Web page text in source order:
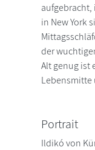
aufgebracht,
in New York
der
Alt genug ist
Lebensmitte
Portrait
Ildikó von